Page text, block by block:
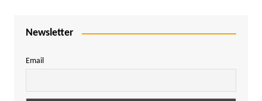
Newsletter
Email